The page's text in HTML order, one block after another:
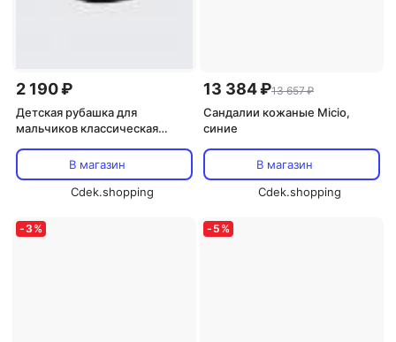
2 190 ₽
Детская рубашка для
мальчиков классическая
В магазин
Cdek.shopping
13 384 ₽13 657 ₽
Сандалии кожаные Micio,
синие
В магазин
Cdek.shopping
- 3 % - 5 %